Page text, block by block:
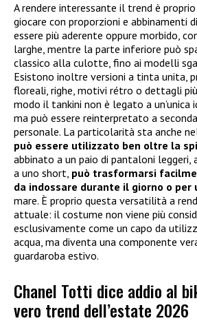
A rendere interessante il trend è
giocare con proporzioni e abbinamenti
essere più aderente oppure morbido,
larghe, mentre la parte inferiore può
classico alla culotte, fino ai modelli
Esistono inoltre versioni a tinta unita,
floreali, righe, motivi rétro o dettagli
modo il tankini non è legato a un’unica
ma può essere reinterpretato a
personale. La particolarità sta anche
può essere utilizzato ben oltre la
abbinato a un paio di pantaloni leggeri,
a uno short, può trasformarsi
da indossare durante il giorno o per
mare. È proprio questa versatilità a
attuale: il costume non viene più
esclusivamente come un capo da
acqua, ma diventa una componente
guardaroba estivo.
Chanel Totti dice addio al
vero trend dell’estate 2026